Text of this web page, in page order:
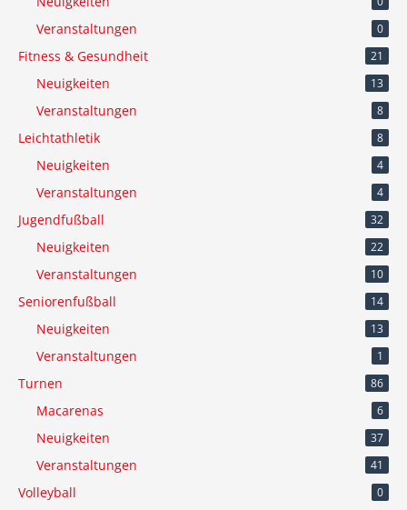
Veranstaltungen 0
Fitness & Gesundheit 21
Neuigkeiten 13
Veranstaltungen 8
Leichtathletik 8
Neuigkeiten 4
Veranstaltungen 4
Jugendfußball 32
Neuigkeiten 22
Veranstaltungen 10
Seniorenfußball 14
Neuigkeiten 13
Veranstaltungen 1
Turnen 86
Macarenas 6
Neuigkeiten 37
Veranstaltungen 41
Volleyball 0